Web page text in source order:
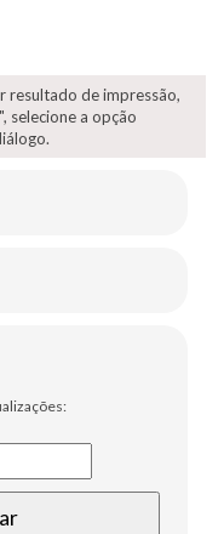
resultado de impressão,
", selecione a opção